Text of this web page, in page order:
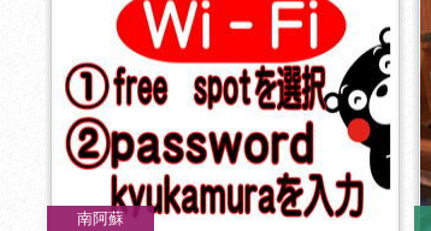
南阿蘇